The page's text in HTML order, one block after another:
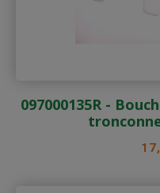
097000135R -
Prix